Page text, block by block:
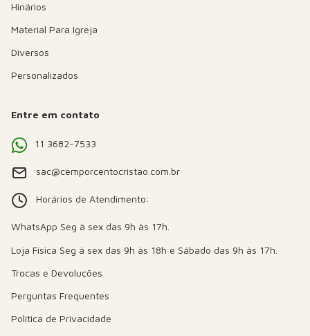
Hinários
Material Para Igreja
Diversos
Personalizados
Entre em contato
11 3682-7533
sac@cemporcentocristao.com.br
Horários de Atendimento:
Trocas e Devoluções
Perguntas Frequentes
Política de Privacidade